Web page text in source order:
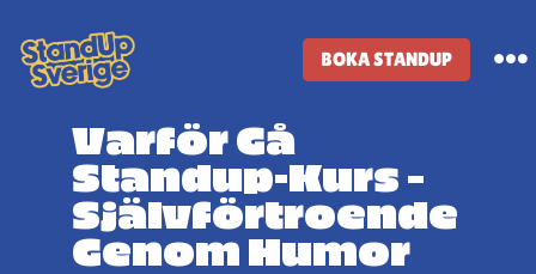
to
content
BOKA STANDUP
Standup-butik
Komiker
Varför Gå
Standup-Kurs –
Självförtroende
Genom Humor